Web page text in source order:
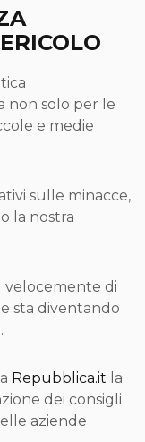
non solo per le
e medie
sulle minacce,
la nostra
velocemente di
sta diventando
Repubblica.it la
dei consigli
aziende